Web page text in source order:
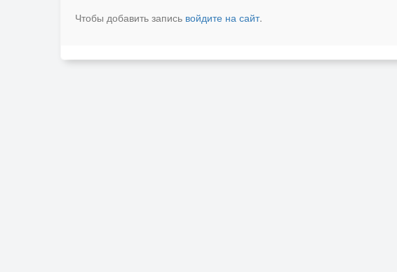
Чтобы добавить запись войдите на сайт.